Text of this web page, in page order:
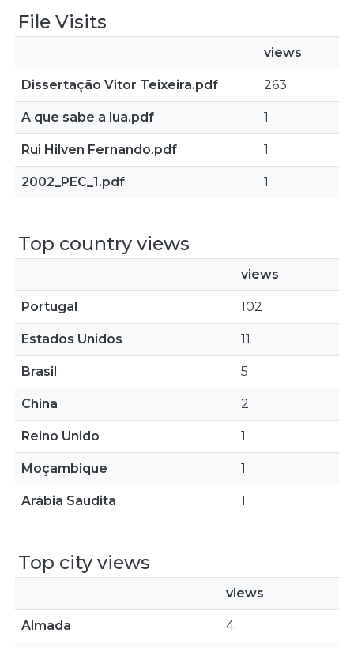
File Visits
views
Dissertação Vitor Teixeira.pdf 263
A que sabe a lua.pdf 1
Rui Hilven Fernando.pdf 1
2002_PEC_1.pdf 1
Top country views
views
Portugal 102
Estados Unidos 11
Brasil 5
China 2
Reino Unido 1
Moçambique 1
Arábia Saudita 1
Top city views
views
Almada 4